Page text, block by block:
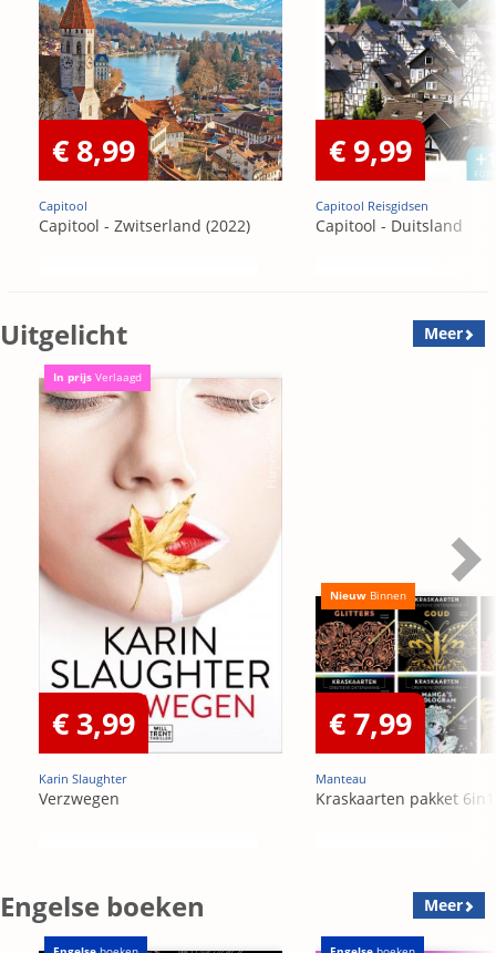
€ 8,99
Capitool
Capitool - Zwitserland (2022)
€ 9,99
Capitool Reisgidsen
Capitool - Duitsland
Uitgelicht Meer
In prijs Verlaagd
€ 3,99
Karin Slaughter
Verzwegen
Nieuw Binnen
€ 7,99
Manteau
Kraskaarten pakket 6in1
Engelse boeken Meer